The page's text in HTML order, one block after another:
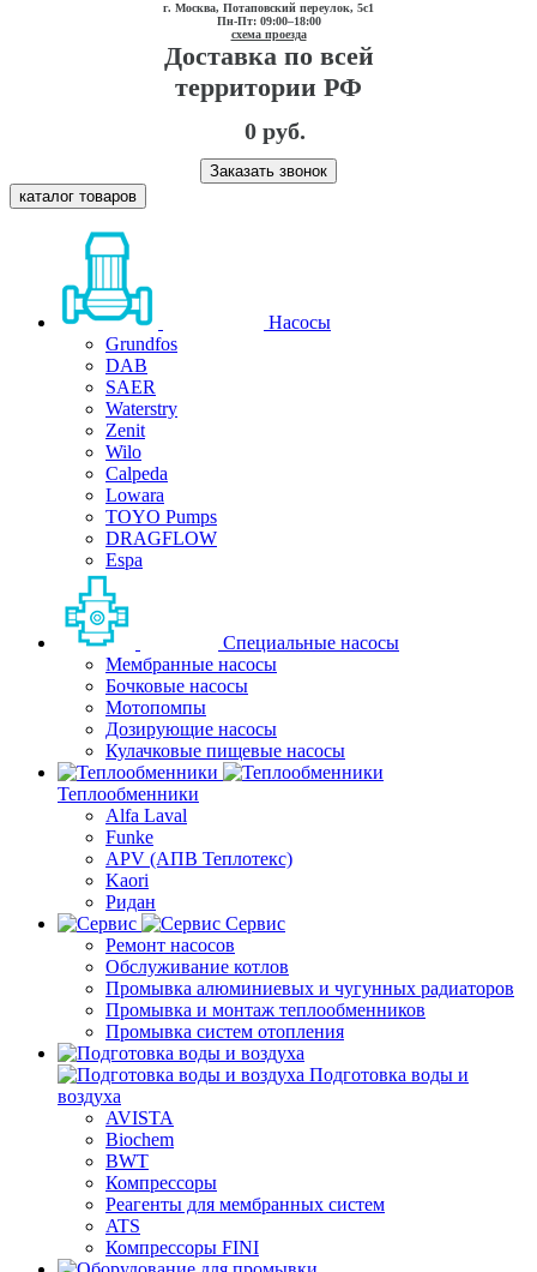
г. Москва, Потаповский переулок, 5с1
Пн-Пт: 09:00–18:00
схема проезда
Доставка по всей
территории РФ
0 руб.
Заказать звонок
каталог товаров
Насосы
Grundfos
DAB
SAER
Waterstry
Zenit
Wilo
Calpeda
Lowara
TOYO Pumps
DRAGFLOW
Espa
Специальные насосы
Мембранные насосы
Бочковые насосы
Мотопомпы
Дозирующие насосы
Кулачковые пищевые насосы
Теплообменники
Alfa Laval
Funke
APV (АПВ Теплотекс)
Kaori
Ридан
Сервис
Ремонт насосов
Обслуживание котлов
Промывка алюминиевых и чугунных радиаторов
Промывка и монтаж теплообменников
Промывка систем отопления
Подготовка воды и
воздуха
AVISTA
Biochem
BWT
Компрессоры
Реагенты для мембранных систем
ATS
Компрессоры FINI